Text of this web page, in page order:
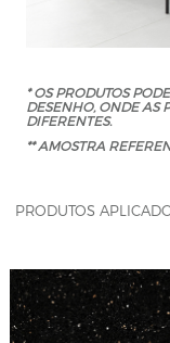
* OS PRODUTOS
DESENHO, ONDE AS
DIFERENTES.
** AMOSTRA
PRODUTOS